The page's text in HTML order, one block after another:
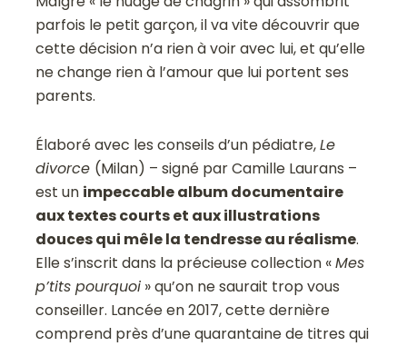
parfois le petit garçon, il va vite découvrir que
cette décision n’a rien à voir avec lui, et qu’elle
ne change rien à l’amour que lui portent ses
parents.
Élaboré avec les conseils d’un pédiatre,Le
divorce (Milan) – signé par Camille Laurans –
est un impeccable album documentaire
aux textes courts et aux illustrations
douces qui mêle la tendresse au réalisme.
Elle s’inscrit dans la précieuse collection «Mes
p’tits pourquoi » qu’on ne saurait trop vous
conseiller. Lancée en 2017, cette dernière
comprend près d’une quarantaine de titres qui